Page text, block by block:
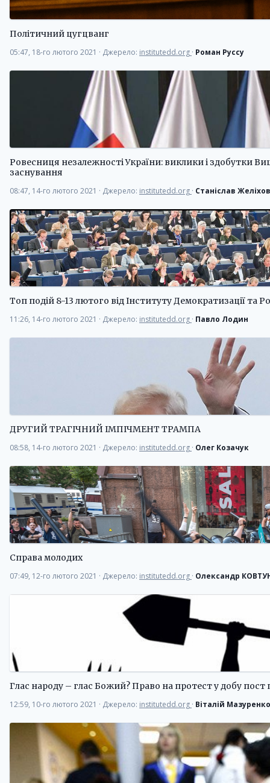
Політичний цугцванг
05:47, 18-го лютого 2021 · Джерело: institutedd.org · Роман Руссу
Ровесниця незалежності України: виклики і здобутки
заснування
08:47, 14-го лютого 2021 · Джерело: institutedd.org · Станіслав
Топ подій 8-13 лютого від Інституту Демократизації та
11:26, 14-го лютого 2021 · Джерело: institutedd.org · Павло Лодин
ДРУГИЙ ТРАГІЧНИЙ ІМПІЧМЕНТ ТРАМПА
08:58, 14-го лютого 2021 · Джерело: institutedd.org · Олег Козачук
Справа молодих
07:49, 12-го лютого 2021 · Джерело: institutedd.org · Олександр
Глас народу – глас Божий? Право на протест у добу пост
12:59, 10-го лютого 2021 · Джерело: institutedd.org · Віталій Мазуренко